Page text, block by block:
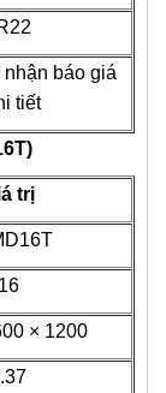
nhận báo giá
tiết
trị
16
× 1200